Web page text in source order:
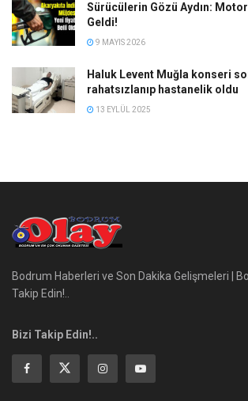
Sürücülerin Gözü Aydın:
Geldi!
9 MAYIS 2026
Haluk Levent Muğla konseri
rahatsızlanıp hastanelik oldu
13 EYLÜL 2025
Bodrum Haberleri ve Son Dakika Gelişmeleri |
Takip Edin!..
Bizi Takip Edin!..